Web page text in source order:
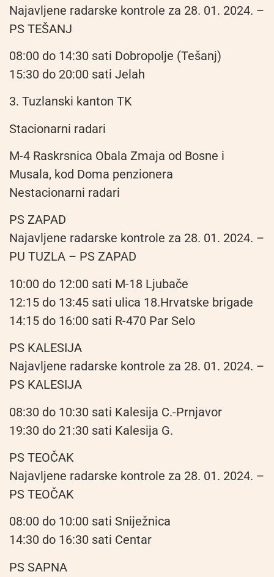
Najavljene radarske kontrole za 28. 01. 2024. –
PS TEŠANJ
08:00 do 14:30 sati Dobropolje (Tešanj)
15:30 do 20:00 sati Jelah
3. Tuzlanski kanton TK
Stacionarni radari
M-4 Raskrsnica Obala Zmaja od Bosne i
Musala, kod Doma penzionera
Nestacionarni radari
PS ZAPAD
Najavljene radarske kontrole za 28. 01. 2024. –
PU TUZLA – PS ZAPAD
10:00 do 12:00 sati M-18 Ljubače
12:15 do 13:45 sati ulica 18.Hrvatske brigade
14:15 do 16:00 sati R-470 Par Selo
PS KALESIJA
Najavljene radarske kontrole za 28. 01. 2024. –
PS KALESIJA
08:30 do 10:30 sati Kalesija C.-Prnjavor
19:30 do 21:30 sati Kalesija G.
PS TEOČAK
Najavljene radarske kontrole za 28. 01. 2024. –
PS TEOČAK
08:00 do 10:00 sati Sniježnica
14:30 do 16:30 sati Centar
PS SAPNA